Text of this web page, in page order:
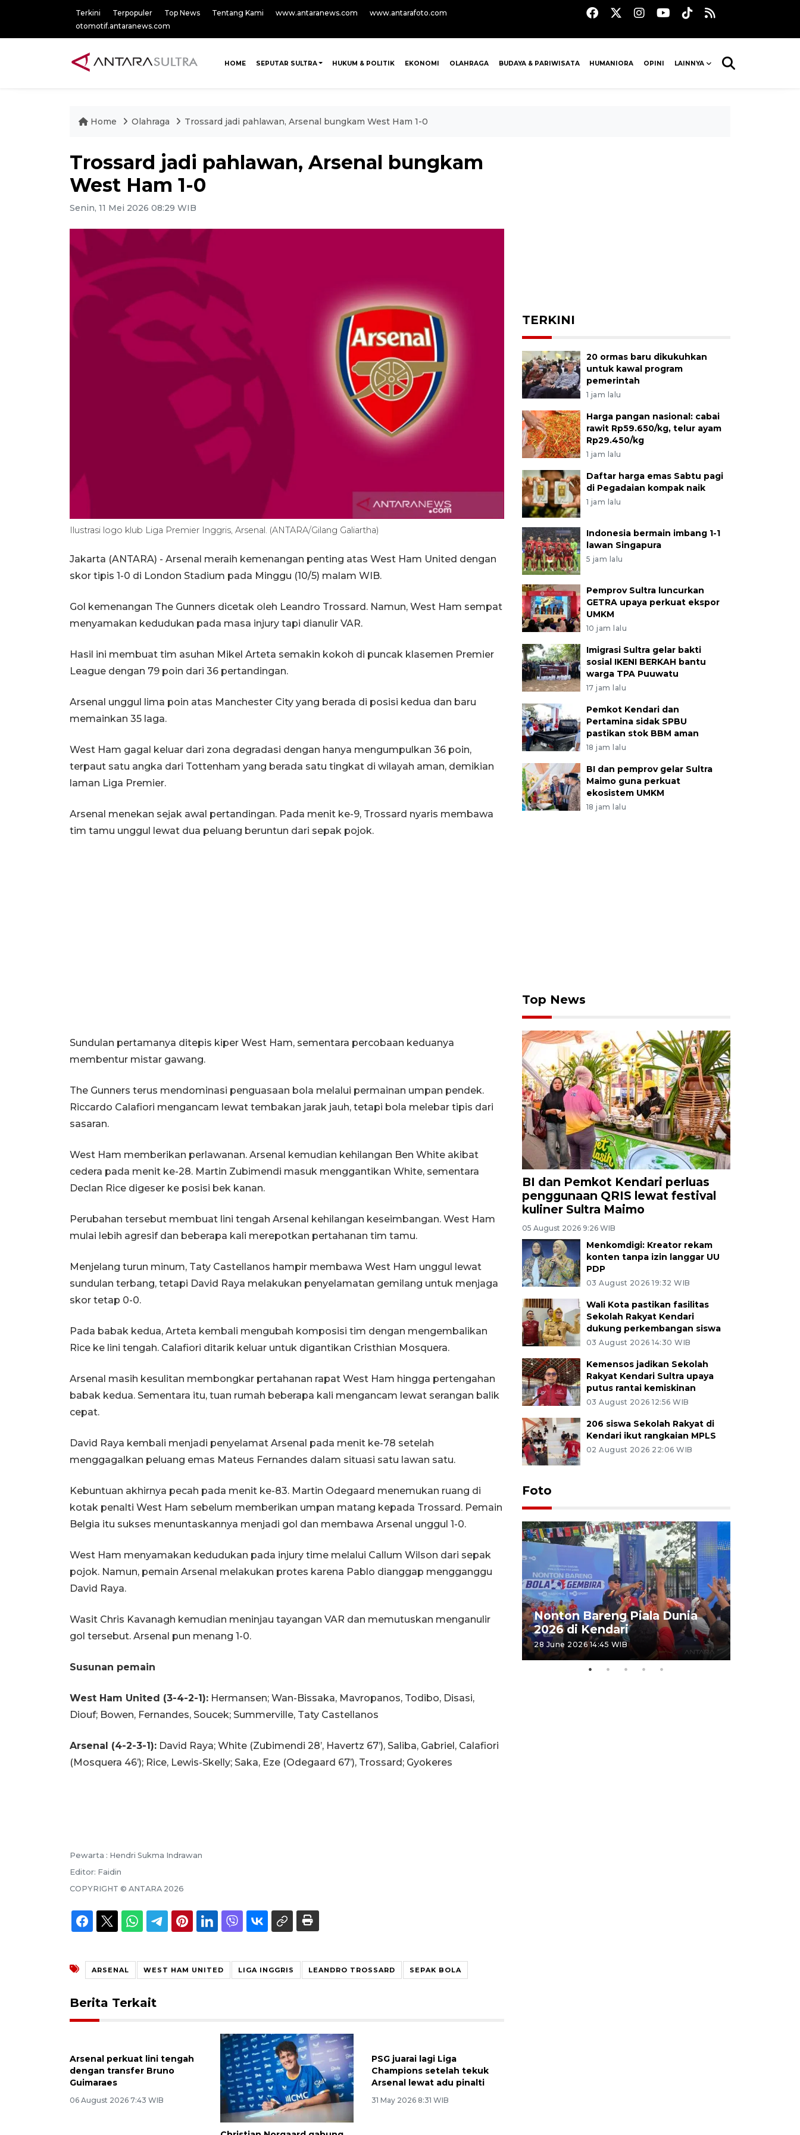
Terkini Terpopuler Top News Tentang Kami www.antaranews.com
www.antarafoto.com
otomotif.antaranews.com
HOME SEPUTAR SULTRA HUKUM & POLITIK EKONOMI OLAHRAGA BUDAYA & PARIWISATA HUMANIORA OPINI LAINNYA
Home Olahraga Trossard jadi pahlawan, Arsenal bungkam West Ham 1-0
Trossard jadi pahlawan, Arsenal bungkam
West Ham 1-0
Senin, 11 Mei 2026 08:29 WIB
Ilustrasi logo klub Liga Premier Inggris, Arsenal. (ANTARA/Gilang Galiartha)
Jakarta (ANTARA) - Arsenal meraih kemenangan penting atas West Ham United dengan
skor tipis 1-0 di London Stadium pada Minggu (10/5) malam WIB.
Gol kemenangan The Gunners dicetak oleh Leandro Trossard. Namun, West Ham sempat
menyamakan kedudukan pada masa injury tapi dianulir VAR.
Hasil ini membuat tim asuhan Mikel Arteta semakin kokoh di puncak klasemen Premier
League dengan 79 poin dari 36 pertandingan.
Arsenal unggul lima poin atas Manchester City yang berada di posisi kedua dan baru
memainkan 35 laga.
West Ham gagal keluar dari zona degradasi dengan hanya mengumpulkan 36 poin,
terpaut satu angka dari Tottenham yang berada satu tingkat di wilayah aman, demikian
laman Liga Premier.
Arsenal menekan sejak awal pertandingan. Pada menit ke-9, Trossard nyaris membawa
tim tamu unggul lewat dua peluang beruntun dari sepak pojok.
Sundulan pertamanya ditepis kiper West Ham, sementara percobaan keduanya
membentur mistar gawang.
The Gunners terus mendominasi penguasaan bola melalui permainan umpan pendek.
Riccardo Calafiori mengancam lewat tembakan jarak jauh, tetapi bola melebar tipis dari
sasaran.
West Ham memberikan perlawanan. Arsenal kemudian kehilangan Ben White akibat
cedera pada menit ke-28. Martin Zubimendi masuk menggantikan White, sementara
Declan Rice digeser ke posisi bek kanan.
Perubahan tersebut membuat lini tengah Arsenal kehilangan keseimbangan. West Ham
mulai lebih agresif dan beberapa kali merepotkan pertahanan tim tamu.
Menjelang turun minum, Taty Castellanos hampir membawa West Ham unggul lewat
sundulan terbang, tetapi David Raya melakukan penyelamatan gemilang untuk menjaga
skor tetap 0-0.
Pada babak kedua, Arteta kembali mengubah komposisi tim dengan mengembalikan
Rice ke lini tengah. Calafiori ditarik keluar untuk digantikan Cristhian Mosquera.
Arsenal masih kesulitan membongkar pertahanan rapat West Ham hingga pertengahan
babak kedua. Sementara itu, tuan rumah beberapa kali mengancam lewat serangan balik
cepat.
David Raya kembali menjadi penyelamat Arsenal pada menit ke-78 setelah
menggagalkan peluang emas Mateus Fernandes dalam situasi satu lawan satu.
Kebuntuan akhirnya pecah pada menit ke-83. Martin Odegaard menemukan ruang di
kotak penalti West Ham sebelum memberikan umpan matang kepada Trossard. Pemain
Belgia itu sukses menuntaskannya menjadi gol dan membawa Arsenal unggul 1-0.
West Ham menyamakan kedudukan pada injury time melalui Callum Wilson dari sepak
pojok. Namun, pemain Arsenal melakukan protes karena Pablo dianggap mengganggu
David Raya.
Wasit Chris Kavanagh kemudian meninjau tayangan VAR dan memutuskan menganulir
gol tersebut. Arsenal pun menang 1-0.
Susunan pemain
West Ham United (3-4-2-1): Hermansen; Wan-Bissaka, Mavropanos, Todibo, Disasi,
Diouf; Bowen, Fernandes, Soucek; Summerville, Taty Castellanos
Arsenal (4-2-3-1): David Raya; White (Zubimendi 28’, Havertz 67’), Saliba, Gabriel, Calafiori
(Mosquera 46’); Rice, Lewis-Skelly; Saka, Eze (Odegaard 67’), Trossard; Gyokeres
Pewarta : Hendri Sukma Indrawan
Editor: Faidin
COPYRIGHT © ANTARA 2026
ARSENAL WEST HAM UNITED LIGA INGGRIS LEANDRO TROSSARD SEPAK BOLA
Berita Terkait
Arsenal perkuat lini tengah
dengan transfer Bruno
Guimaraes
06 August 2026 7:43 WIB
PSG juarai lagi Liga
Champions setelah tekuk
Arsenal lewat adu pinalti
31 May 2026 8:31 WIB
TERKINI
20 ormas baru dikukuhkan
untuk kawal program
pemerintah
1 jam lalu
Harga pangan nasional: cabai
rawit Rp59.650/kg, telur ayam
Rp29.450/kg
1 jam lalu
Daftar harga emas Sabtu pagi
di Pegadaian kompak naik
1 jam lalu
Indonesia bermain imbang 1-1
lawan Singapura
5 jam lalu
Pemprov Sultra luncurkan
GETRA upaya perkuat ekspor
UMKM
10 jam lalu
Imigrasi Sultra gelar bakti
sosial IKENI BERKAH bantu
warga TPA Puuwatu
17 jam lalu
Pemkot Kendari dan
Pertamina sidak SPBU
pastikan stok BBM aman
18 jam lalu
BI dan pemprov gelar Sultra
Maimo guna perkuat
ekosistem UMKM
18 jam lalu
Top News
BI dan Pemkot Kendari perluas
penggunaan QRIS lewat festival
kuliner Sultra Maimo
05 August 2026 9:26 WIB
Menkomdigi: Kreator rekam
konten tanpa izin langgar UU
PDP
03 August 2026 19:32 WIB
Wali Kota pastikan fasilitas
Sekolah Rakyat Kendari
dukung perkembangan siswa
03 August 2026 14:30 WIB
Kemensos jadikan Sekolah
Rakyat Kendari Sultra upaya
putus rantai kemiskinan
03 August 2026 12:56 WIB
206 siswa Sekolah Rakyat di
Kendari ikut rangkaian MPLS
02 August 2026 22:06 WIB
Foto
Kecelakaan kereta api di
Nonton Bareng Piala Dunia
2026 di Kendari
28 June 2026 14:45 WIB